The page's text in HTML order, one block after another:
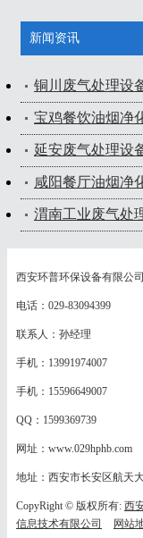
新闻资讯
铜川废气处理设备价
宝鸡餐饮油烟净
延安废气处理设备-
咸阳餐厅油烟净
渭南工业废气处
西安环普环保设备有限公司
电话：029-83094399
联系人：孙经理
手机：13991974007
手机：15596649007
QQ：1599369739
网址：www.029hphb.com
地址：西安市长安区航天
CopyRight © 版权所有: 西
信息技术有限公司
网站